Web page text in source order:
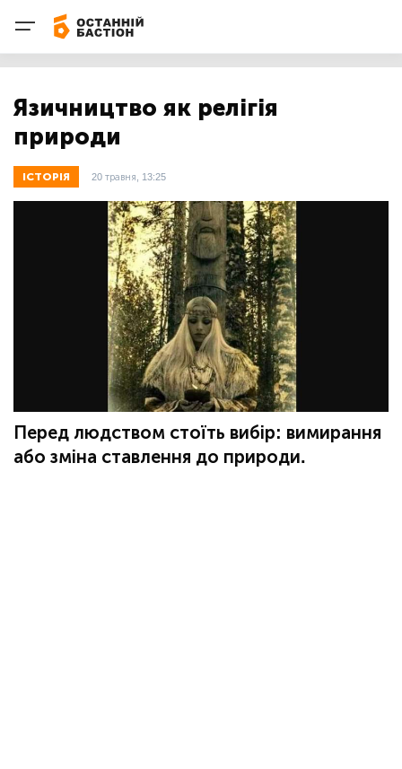
Язичництво як релігія
природи
ІСТОРІЯ 20 травня, 13:25
Перед людством стоїть вибір: вимирання
або зміна ставлення до природи.